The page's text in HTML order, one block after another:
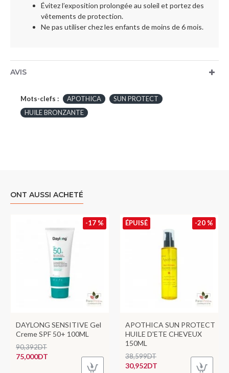
Évitez l’exposition prolongée au soleil et portez des
vêtements de protection.
Ne pas utiliser chez les enfants de moins de 6 mois.
AVIS
Mots-clefs : APOTHICA
SUN PROTECT
HUILE BRONZANTE
ONT AUSSI ACHETÉ
-17 %
DAYLONG SENSITIVE Gel
Creme SPF 50+ 100ML
75,000DT
90,392DT
-20 %
ÉPUISÉ
APOTHICA SUN PROTECT
HUILE D'ETE CHEVEUX
150ML
30,952DT
38,599DT